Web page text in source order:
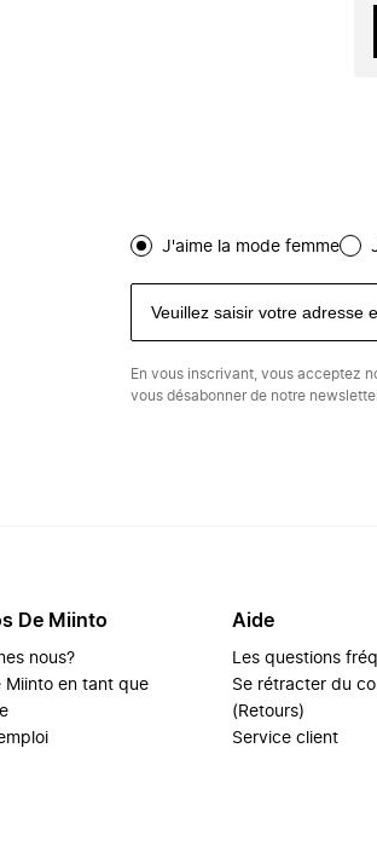
J'aime la mode femme
En vous inscrivant, vous acceptez
vous désabonner de notre
De Miinto
nous?
Miinto en tant que
Aide
Les questions
Se rétracter du
(Retours)
Service client